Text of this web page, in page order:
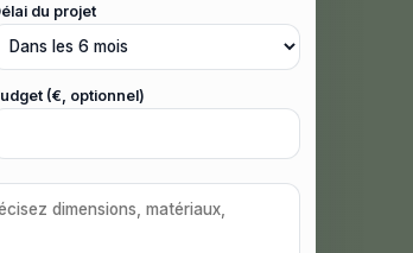
du projet
(€, optionnel)